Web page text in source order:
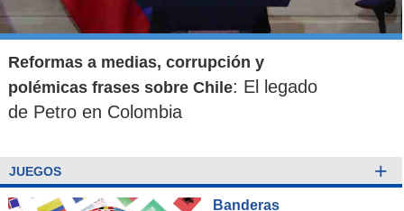
Reformas a medias, corrupción y
polémicas frases sobre Chile: El legado
de Petro en Colombia
JUEGOS +
Banderas